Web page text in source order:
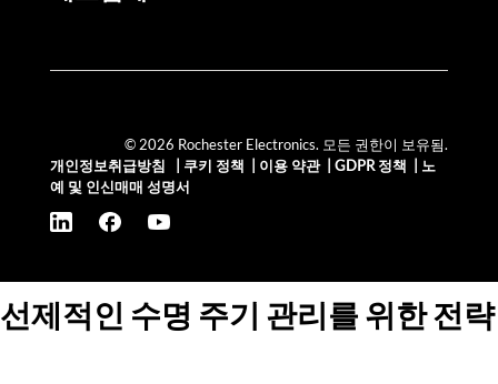
© 2026 Rochester Electronics. 모든 권한이 보유됨.
개인정보취급방침
쿠키 정책 이용 약관| GDPR 정책
노
예 및 인신매매 성명서
선제적인 수명 주기 관리를 위한 전략